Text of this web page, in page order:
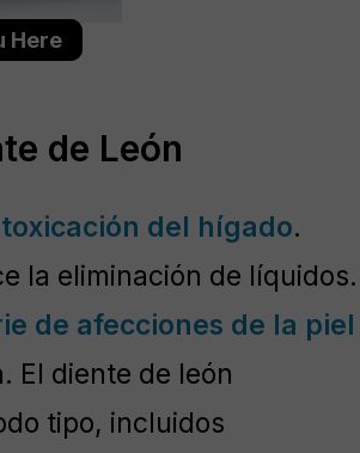
Here
de León
del hígado.
la eliminación de líquidos.
de afecciones de la piel
El diente de león
tipo, incluidos